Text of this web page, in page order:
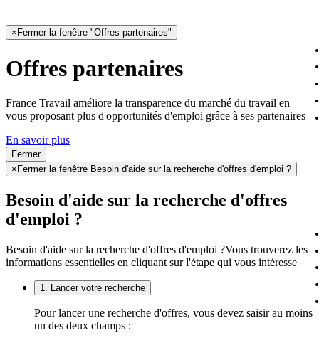
× Fermer la fenêtre "Offres partenaires"
Offres partenaires
France Travail améliore la transparence du marché du travail en
vous proposant plus d'opportunités d'emploi grâce à ses partenaires
En savoir plus
Fermer
× Fermer la fenêtre Besoin d'aide sur la recherche d'offres d'emploi ?
Besoin d'aide sur la recherche d'offres
d'emploi ?
Besoin d'aide sur la recherche d'offres d'emploi ?Vous trouverez les
informations essentielles en cliquant sur l'étape qui vous intéresse
1. Lancer votre recherche
Pour lancer une recherche d'offres, vous devez saisir au moins
un des deux champs :